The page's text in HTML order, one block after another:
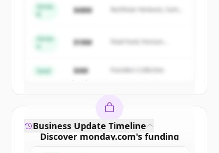
ofmonday.com .
New accounts include trial credits to
มีบัญชีอยู่แล้วใช่ไหม
Series
$48M
Northstar Ventures, Summit
Series
$18M
Peak Fund, Horizon
Seed $4M Founders Collective
Discover monday.com's funding
Business Update Timeline